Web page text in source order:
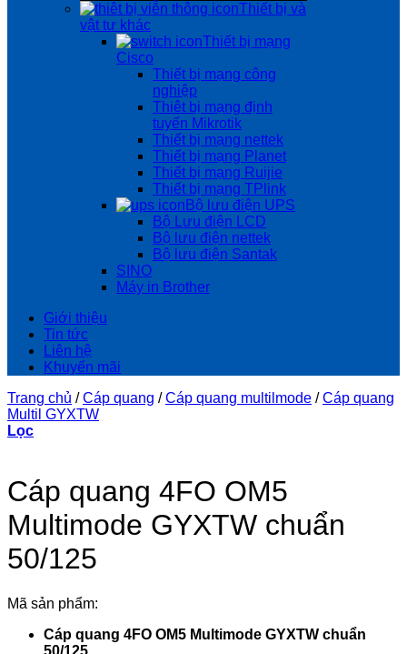
Thiết bị và
vật tư khác
Thiết bị mạng
Cisco
Thiết bị mạng công
nghiệp
Thiêt bị mạng định
tuyến Mikrotik
Thiết bị mạng nettek
Thiết bị mạng Planet
Thiết bị mạng Ruijie
Thiết bị mạng TPlink
Bộ lưu điện UPS
Bộ Lưu điện LCD
Bộ lưu điện nettek
Bộ lưu điện Santak
SINO
Máy in Brother
Giới thiệu
Tin tức
Liên hệ
Khuyến mãi
Trang chủ / Cáp quang / Cáp quang multilmode / Cáp quang
Multil GYXTW
Lọc
Cáp quang 4FO OM5
Multimode GYXTW chuẩn
50/125
Mã sản phẩm:
Cáp quang 4FO OM5 Multimode GYXTW chuẩn
50/125